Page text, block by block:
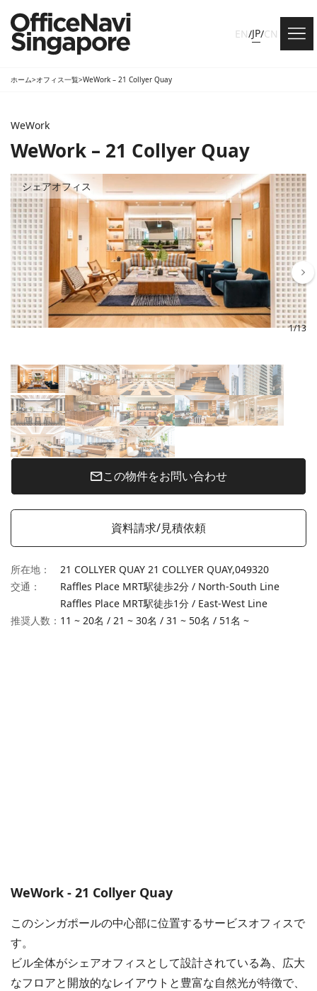
EN/JP/CN
ホーム>オフィス一覧>WeWork – 21 Collyer Quay
WeWork
WeWork – 21 Collyer Quay
シェアオフィス
1/13
この物件をお問い合わせ
資料請求/見積依頼
所在地 ： 21 COLLYER QUAY 21 COLLYER QUAY,049320
交通 ：
Raffles Place MRT駅徒歩2分 / North-South Line
Raffles Place MRT駅徒歩1分 / East-West Line
推奨人数： 11 ~ 20名 / 21 ~ 30名 / 31 ~ 50名 / 51名 ~
WeWork - 21 Collyer Quay
このシンガポールの中心部に位置するサービスオフィスで
す。
ビル全体がシェアオフィスとして設計されている為、広大
なフロアと開放的なレイアウトと豊富な自然光が特徴で、